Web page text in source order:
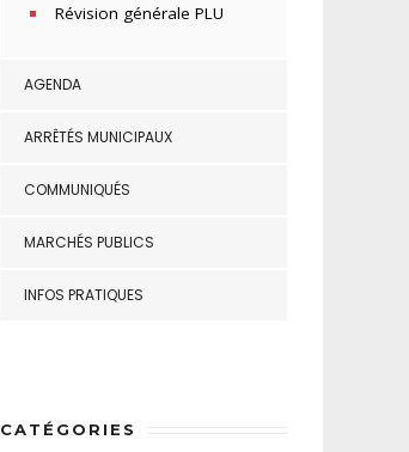
Révision générale PLU
AGENDA
ARRÊTÉS MUNICIPAUX
COMMUNIQUÉS
MARCHÉS PUBLICS
INFOS PRATIQUES
CATÉGORIES